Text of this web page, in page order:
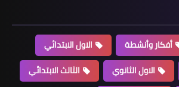
أفكار وأنشطة
الاول الابتدائي
الاول الثانوي
الثالث الابتدائي